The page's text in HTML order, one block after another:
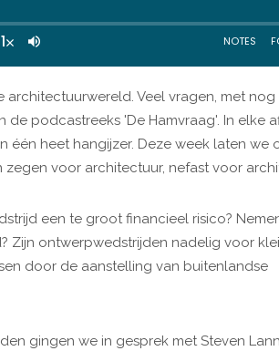
Veel vragen, met nog
podcastreeks 'De Hamvraag'. In elke
één heet hangijzer. Deze week laten we
voor architectuur, nefast voor
een te groot financieel risico?
Zijn ontwerpwedstrijden nadelig voor
door de aanstelling van buitenlandse
gingen we in gesprek met Steven